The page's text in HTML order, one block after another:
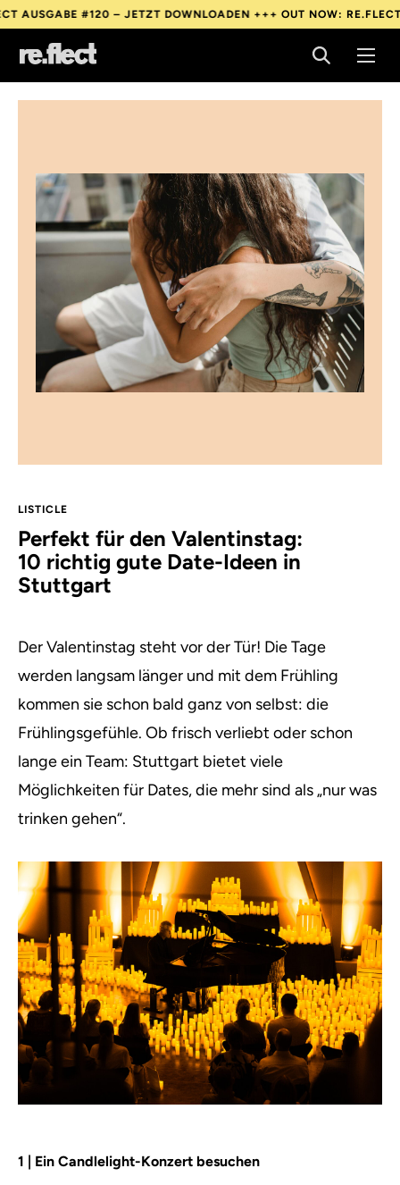
– JETZT DOWNLOADEN +++OUT NOW: RE.FLECT AUSGABE
– JETZT DOWNLOADEN +++
LISTICLE
Perfekt für den Valentinstag:
10 richtig gute Date-Ideen in
Stuttgart
Der Valentinstag steht vor der Tür! Die Tage
werden langsam länger und mit dem Frühling
kommen sie schon bald ganz von selbst: die
Frühlingsgefühle. Ob frisch verliebt oder schon
lange ein Team: Stuttgart bietet viele
Möglichkeiten für Dates, die mehr sind als „nur was
trinken gehen“.
1 | Ein Candlelight-Konzert besuchen